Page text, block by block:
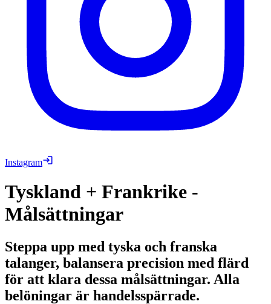
Instagram
Tyskland + Frankrike -
Målsättningar
Steppa upp med tyska och franska
talanger, balansera precision med flärd
för att klara dessa målsättningar. Alla
belöningar är handelsspärrade.